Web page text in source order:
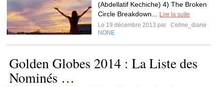
(Abdellatif Kechiche) 4) The Broken
Circle Breakdown...
Lire la suite
Le 19 décembre 2013 par
Celine_diane
NONE
Golden Globes 2014 : La Liste des
Nominés …